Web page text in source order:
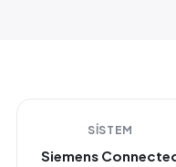
SISTEM
Siemens